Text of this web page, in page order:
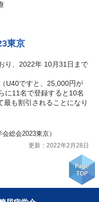
東京
り、2022年 10月31日まで
U40ですと、25,000円が
に11名で登録すると10名
も割引されることになり
総会2023東京）
更新：2022年2月28日